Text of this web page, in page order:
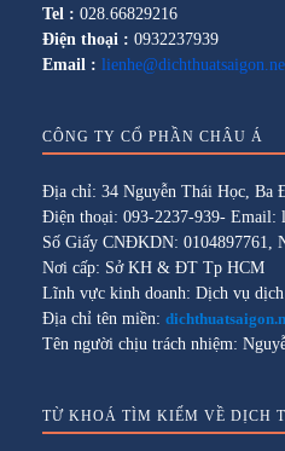
Tel : 028.66829216
Điện thoại : 0932237939
Email :
CÔNG TY CỔ PHẦN CHÂU Á
Địa chỉ: 34 Nguyễn Thái Học, Ba
Điện thoại: 093-2237-939- Email:
Số Giấy CNĐKDN: 0104897761,
Nơi cấp: Sở KH & ĐT Tp HCM
Lĩnh vực kinh doanh: Dịch vụ
Địa chỉ tên miền:
Tên người chịu trách nhiệm:
TỪ KHOÁ TÌM KIẾM VỀ DỊCH